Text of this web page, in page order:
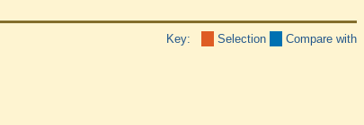
Key: Selection
Compare with